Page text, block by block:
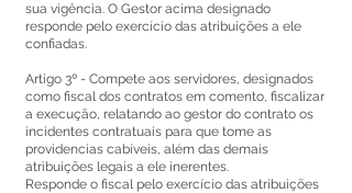
sua vigência. O Gestor acima designado
responde pelo exercício das atribuições a ele
confiadas.
Artigo 3º - Compete aos servidores, designados
como fiscal dos contratos em comento, fiscalizar
a execução, relatando ao gestor do contrato os
incidentes contratuais para que tome as
providencias cabíveis, além das demais
atribuições legais a ele inerentes.
Responde o fiscal pelo exercício das atribuições